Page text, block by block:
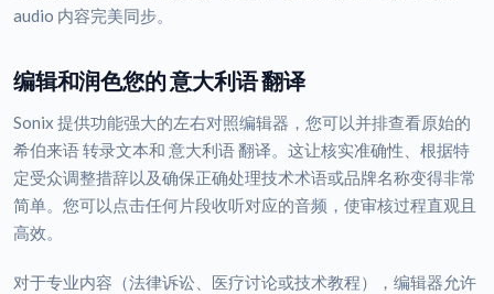
audio 内容完美同步。
编辑和润色您的 意大利语 翻译
Sonix 提供功能强大的左右对照编辑器，您可以并排查看原始的
希伯来语 转录文本和 意大利语 翻译。这让核实准确性、根据特
定受众调整措辞以及确保正确处理技术术语或品牌名称变得非常
简单。您可以点击任何片段收听对应的音频，使审核过程直观且
高效。
对于专业内容（法律诉讼、医疗讨论或技术教程），编辑器允许